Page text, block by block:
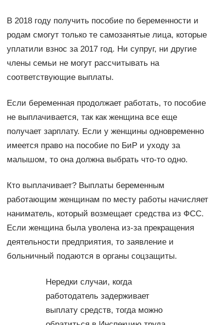
В 2018 году получить пособие по беременности и
родам смогут только те самозанятые лица, которые
уплатили взнос за 2017 год. Ни супруг, ни другие
члены семьи не могут рассчитывать на
соответствующие выплаты.
Если беременная продолжает работать, то пособие
не выплачивается, так как женщина все еще
получает зарплату. Если у женщины одновременно
имеется право на пособие по БиР и уходу за
малышом, то она должна выбрать что-то одно.
Кто выплачивает? Выплаты беременным
работающим женщинам по месту работы начисляет
наниматель, который возмещает средства из ФСС.
Если женщина была уволена из-за прекращения
деятельности предприятия, то заявление и
больничный подаются в органы соцзащиты.
Нередки случаи, когда
работодатель задерживает
выплату средств, тогда можно